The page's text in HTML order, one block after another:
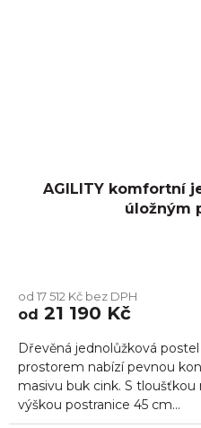
AGILITY komfortní
úložným
od 17 512 Kč bez DPH
od 21 190 Kč
Dřevěná jednolůžková
prostorem nabízí pevnou
masivu buk cink. S
výškou postranice 45 cm...